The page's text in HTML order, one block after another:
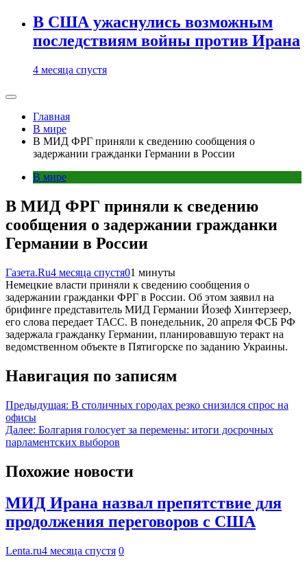
В США ужаснулись возможным
последствиям войны против Ирана
4 месяца спустя
Главная
В мире
В МИД ФРГ приняли к сведению сообщения о
задержании гражданки Германии в России
В мире
В МИД ФРГ приняли к сведению
сообщения о задержании гражданки
Германии в России
Газета.Ru4 месяца спустя01 минуты
Немецкие власти приняли к сведению сообщения о
задержании гражданки ФРГ в России. Об этом заявил на
брифинге представитель МИД Германии Йозеф Хинтерзеер,
его слова передает ТАСС. В понедельник, 20 апреля ФСБ РФ
задержала гражданку Германии, планировавшую теракт на
ведомственном объекте в Пятигорске по заданию Украины.
Навигация по записям
Предыдущая: В столичных городах резко снизился спрос на
офисы
Далее: Болгария голосует за перемены: итоги досрочных
парламентских выборов
Похожие новости
МИД Ирана назвал препятствие для
продолжения переговоров с США
Lenta.ru4 месяца спустя 0